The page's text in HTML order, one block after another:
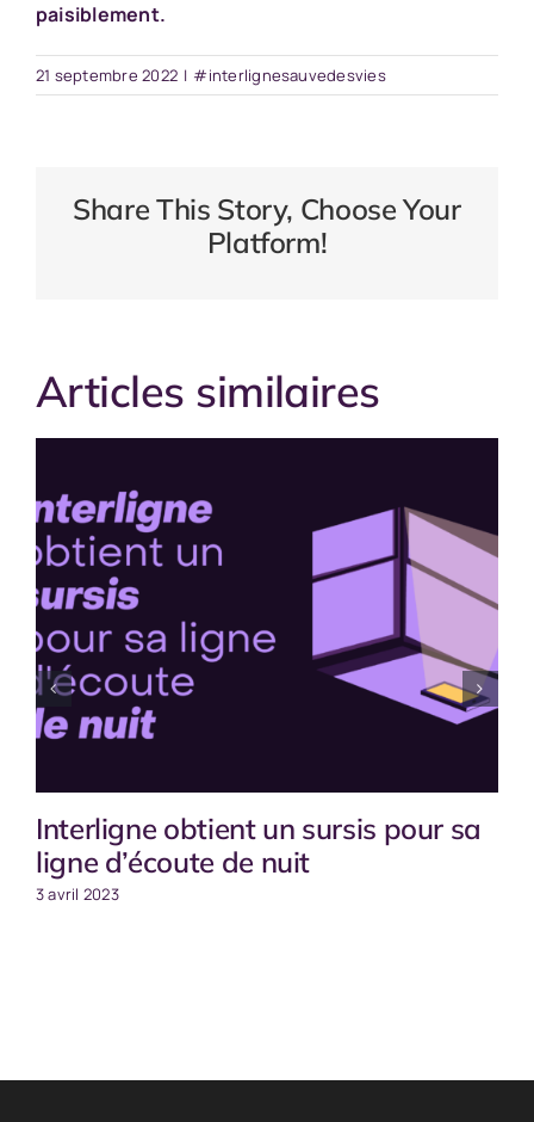
paisiblement.
21 septembre 2022 | #interlignesauvedesvies
Share This Story, Choose Your
Platform!
Articles similaires
Interligne obtient un sursis pour sa
ligne d’écoute de nuit
3 avril 2023